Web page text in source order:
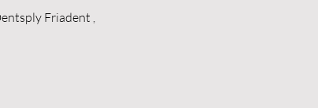
Friadent ,